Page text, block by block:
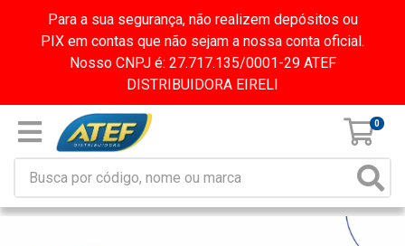
Para a sua segurança, não realizem depósitos ou
PIX em contas que não sejam a nossa conta oficial.
Nosso CNPJ é: 27.717.135/0001-29 ATEF
DISTRIBUIDORA EIRELI
0